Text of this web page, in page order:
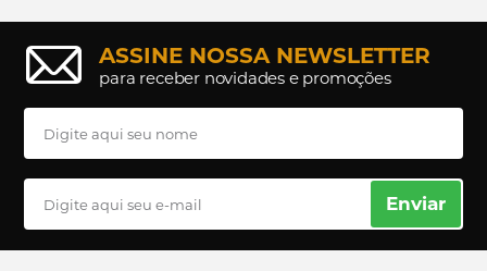
ASSINE NOSSA NEWSLETTER
para receber novidades e promoções
Enviar